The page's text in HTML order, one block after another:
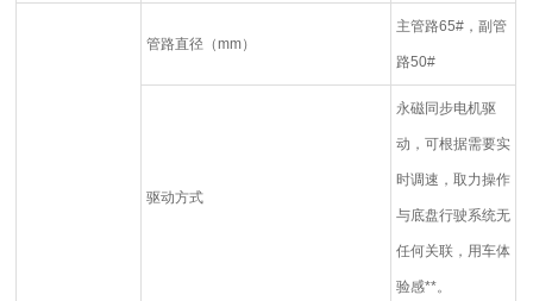
管路直径（mm）
主管路65#，副管
路50#
驱动方式
永磁同步电机驱
动，可根据需要实
时调速，取力操作
与底盘行驶系统无
任何关联，用车体
验感**。